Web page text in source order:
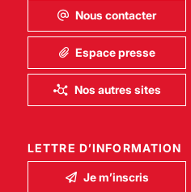
Nous contacter
Espace presse
Nos autres sites
LETTRE D’INFORMATION
Je m’inscris